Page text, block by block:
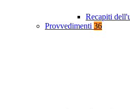
Recapiti
Provvedimenti 36